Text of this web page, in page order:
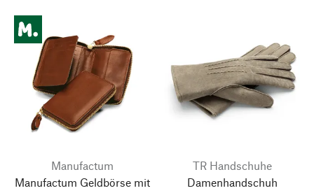
Manufactum
Manufactum Geldbörse mit
TR Handschuhe
Damenhandschuh